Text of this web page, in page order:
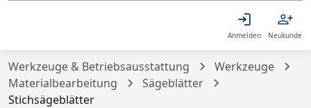
Anmelden Neukunde
Werkzeuge & Betriebsausstattung
Werkzeuge
Materialbearbeitung
Sägeblätter
Stichsägeblätter